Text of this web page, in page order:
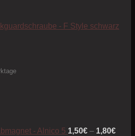
- F Style schwarz
- Alnico 5 1,50€ – 1,80€1,80€